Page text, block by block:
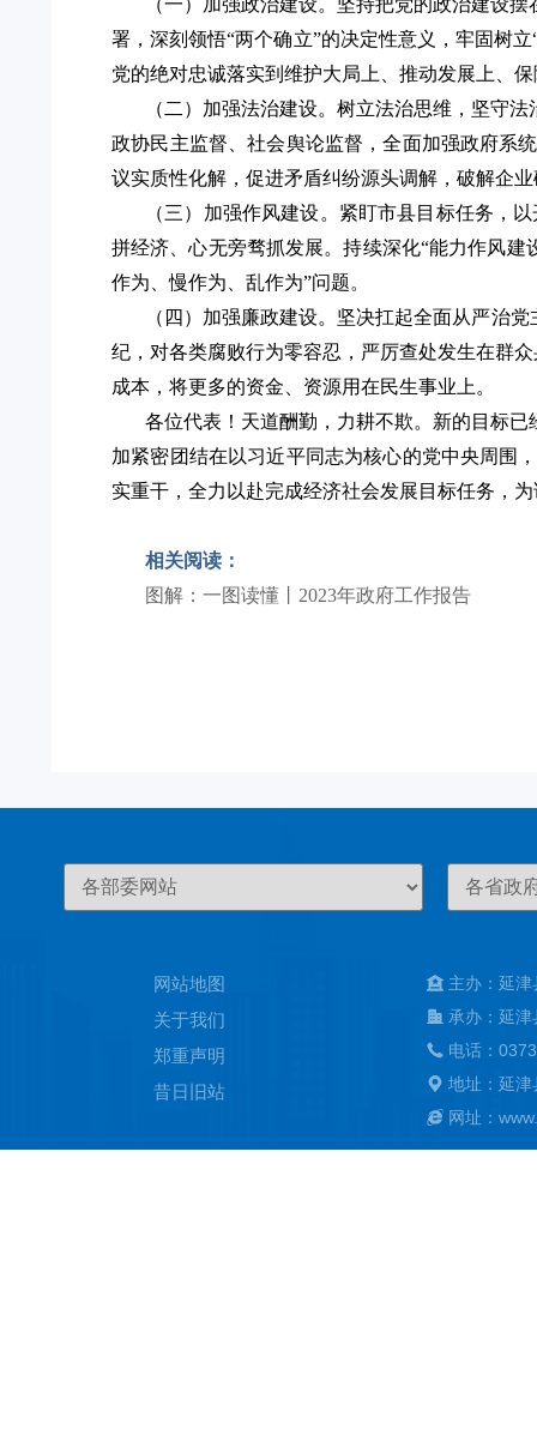
（一）加强政治建设。 坚持把党的政治建设
署，深刻领悟“两个确立”的决定性意义，牢固树
党的绝对忠诚落实到维护大局上、推动发展上、
（二）加强法治建设。 树立法治思维，坚守法
政协民主监督、社会舆论监督，全面加强政府系
议实质性化解，促进矛盾纠纷源头调解，破解企
（三）加强作风建设。 紧盯市县目标任务，
拼经济、心无旁骛抓发展。持续深化“能力作风
作为、慢作为、乱作为”问题。
（四）加强廉政建设。 坚决扛起全面从严治党
纪，对各类腐败行为零容忍，严厉查处发生在群
成本，将更多的资金、资源用在民生事业上。
各位代表！天道酬勤，力耕不欺。新的目标
加紧密团结在以习近平同志为核心的党中央周围
实重干，全力以赴完成经济社会发展目标任务，
相关阅读：
图解：一图读懂丨2023年政府工作报告
网站地图
关于我们
郑重声明
昔日旧站
主办：延
承办：延
电话：
地址：延
网址：